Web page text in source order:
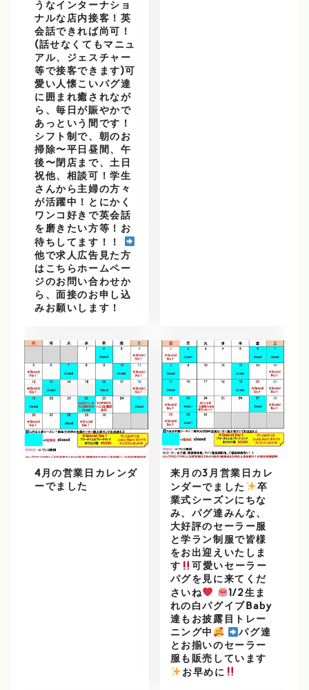
うなインターナショ
ナルな店内接客！英
会話できれば尚可！
(話せなくてもマニュ
アル、ジェスチャー
等で接客できます)可
愛い人懐こいパグ達
に囲まれ癒されなが
ら、毎日が賑やかで
あっという間です！
シフト制で、朝のお
掃除〜平日昼間、午
後〜閉店まで、土日
祝他、相談可！学生
さんから主婦の方々
が活躍中！とにかく
ワンコ好きで英会話
を磨きたい方等！お
待ちしてます！！
他で求人広告見た方
はこちらホームペー
ジのお問い合わせか
ら、面接のお申し込
みお願いします！
4月の営業日カレンダ
ーでました
来月の3月営業日カレ
ンダーでました
️卒
業式シーズンにちな
み、パグ達みんな、
大好評のセーラー服
と学ラン制服で皆様
をお出迎えいたしま
す
可愛いセーラー
パグを見に来てくだ
さいね
1/2生ま
れの白パグイブBaby
達もお披露目トレー
ニング中
パグ達
とお揃いのセーラー
服も販売しています
お早めに